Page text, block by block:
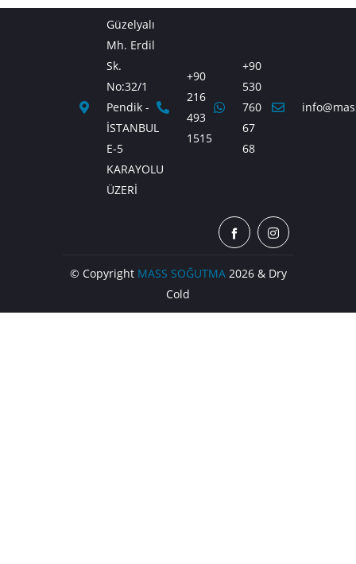
Güzelyalı
Mh. Erdil
Sk.
No:32/1
Pendik -
İSTANBUL
E-5
KARAYOLU
ÜZERİ
+90
216
493
1515
+90
530
760
67
68
© CopyrightMASS SOĞUTMA2026 & Dry
Cold